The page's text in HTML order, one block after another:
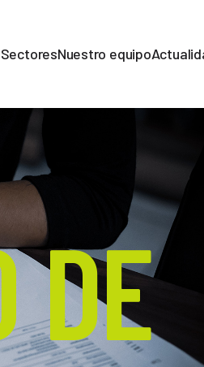
SectoresNuestro equipo
DE